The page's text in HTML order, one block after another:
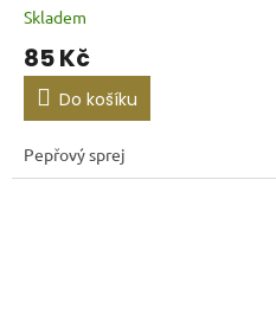
Skladem
85 Kč
Do košíku
Pepřový sprej